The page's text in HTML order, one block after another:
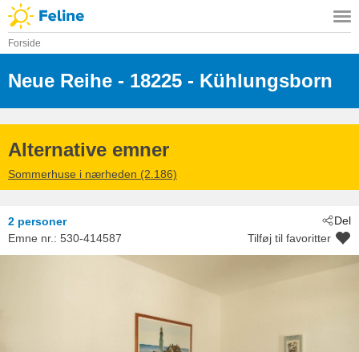
Forside
Neue Reihe - 18225 - Kühlungsborn
Alternative emner
Sommerhuse i nærheden (2.186)
Del
2 personer
Emne nr.: 530-414587 Tilføj til favoritter